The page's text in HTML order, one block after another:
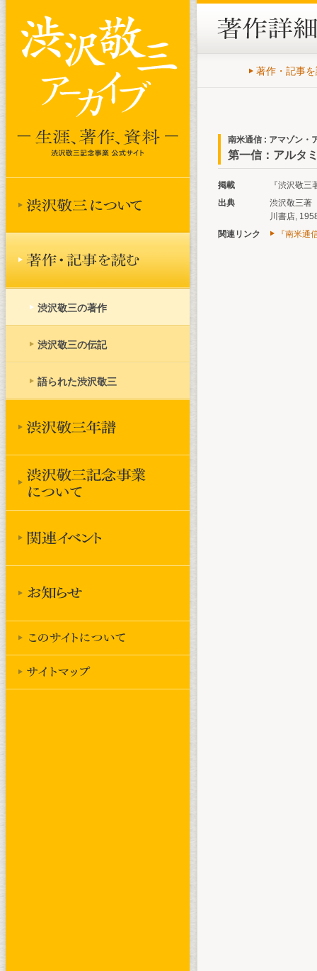
著作・記事
南米通信 : アマゾン・
第一信：アルタ
掲載
『渋沢敬
出典
渋沢敬三著
川書店,
関連リンク
『南米通
渋沢敬三の著作
渋沢敬三の伝記
語られた渋沢敬三